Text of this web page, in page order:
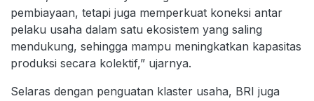
pembiayaan, tetapi juga memperkuat koneksi antar
pelaku usaha dalam satu ekosistem yang saling
mendukung, sehingga mampu meningkatkan kapasitas
produksi secara kolektif,” ujarnya.
Selaras dengan penguatan klaster usaha, BRI juga